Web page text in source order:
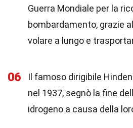
Guerra Mondiale per la
bombardamento, grazie
volare a lungo e
06
Il famoso dirigibile
nel 1937, segnò la fine
idrogeno a causa della